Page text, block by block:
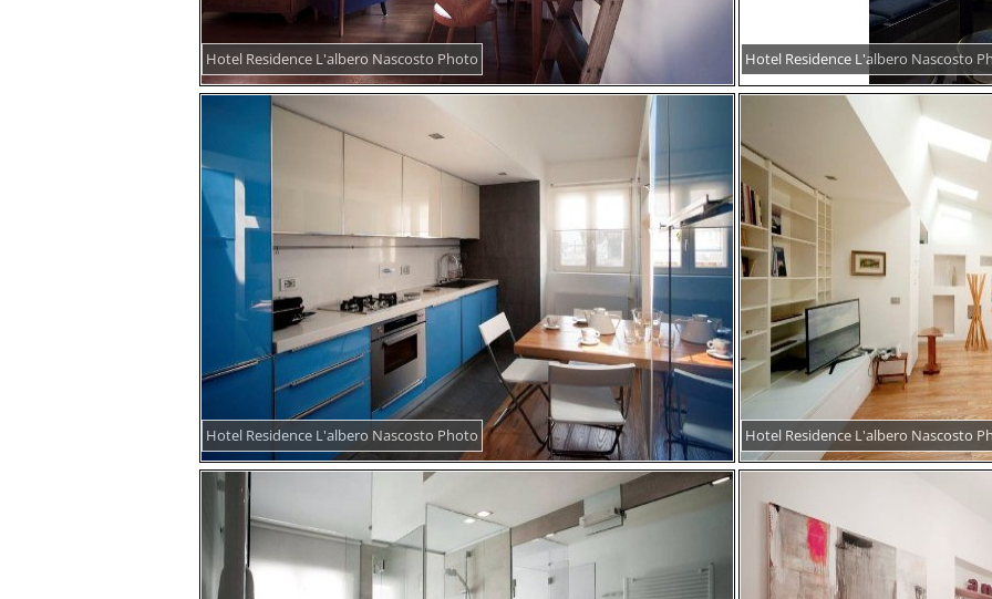
Hotel Residence L'albero Nascosto Photo Hotel Residence L'albero Nascosto
Hotel Residence L'albero Nascosto Photo Hotel Residence L'albero Nascosto